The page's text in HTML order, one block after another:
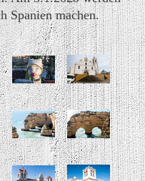
Spanien machen.